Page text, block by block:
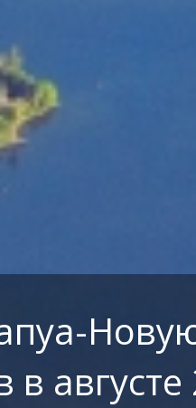
августе